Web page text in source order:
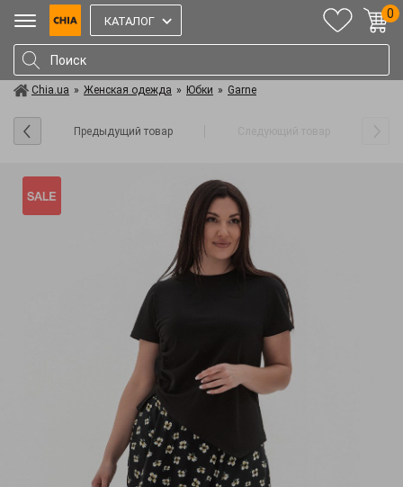
КАТАЛОГ
0
Chia.ua » Женская одежда » Юбки » Garne
Предыдущий товар